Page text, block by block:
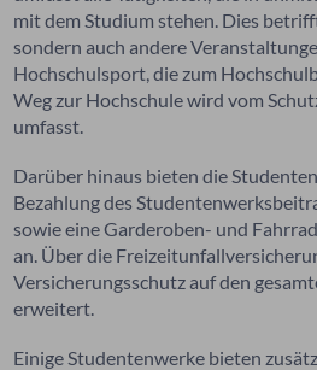
mit dem Studium stehen. Dies
sondern auch andere
Hochschulsport, die zum
Weg zur Hochschule wird vom
umfasst.
Darüber hinaus bieten die
Bezahlung des
sowie eine Garderoben- und
an. Über die
Versicherungsschutz auf den
erweitert.
Einige Studentenwerke bieten